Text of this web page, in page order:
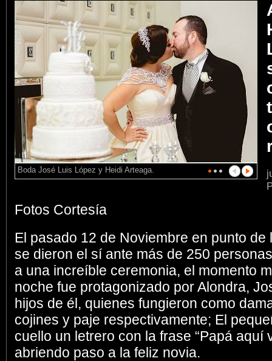
Boda José Luis López y Heidi Arteaga.
Fotos Cortesía
El pasado 12 de Noviembre en punto de
se dieron el sí ante más de 250
a una increíble ceremonia, el momento
noche fue protagonizado por Alondra,
hijos de él, quienes fungieron como
cojines y paje respectivamente; El
cuello un letrero con la frase “Papá aquí
abriendo paso a la feliz novia.